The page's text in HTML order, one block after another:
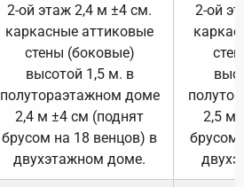
2-ой этаж 2,4 м ±4 см.
каркасные аттиковые
стены (боковые)
высотой 1,5 м. в
полутораэтажном доме
2,4 м ±4 см (поднят
брусом на 18 венцов) в
двухэтажном доме.
2-ой
2,5 м
брусом